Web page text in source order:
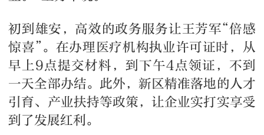
初到雄安，高效的政务服务让王芳军“倍感
惊喜”。在办理医疗机构执业许可证时，从
早上9点提交材料，到下午4点领证，不到
一天全部办结。此外，新区精准落地的人才
引育、产业扶持等政策，让企业实打实享受
到了发展红利。